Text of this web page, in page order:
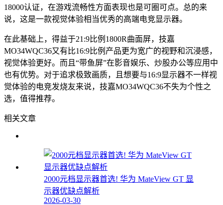
18000认证，在游戏流畅性方面表现也是可圈可点。总的来
说，这是一款视觉体验相当优秀的高端电竞显示器。
在此基础上，得益于21:9比例1800R曲面屏，技嘉
MO34WQC36又有比16:9比例产品更为宽广的视野和沉浸感，
视觉体验更好。而且“带鱼屏”在影音娱乐、炒股办公等应用中
也有优势。对于追求极致画质，且想要与16:9显示器不一样视
觉体验的电竞发烧友来说，技嘉MO34WQC36不失为个性之
选，值得推荐。
相关文章
2000元档显示器首选! 华为 MateView GT 显
示器优缺点解析
2026-03-30